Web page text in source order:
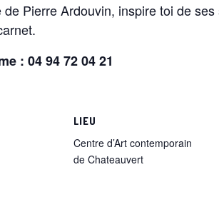
Pierre Ardouvin, inspire toi de
: 04 94 72 04 21
LIEU
Centre d’Art contemporain
de Chateauvert